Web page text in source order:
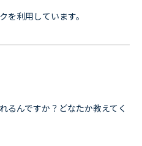
を利用しています。
るんですか？どなたか教えてく